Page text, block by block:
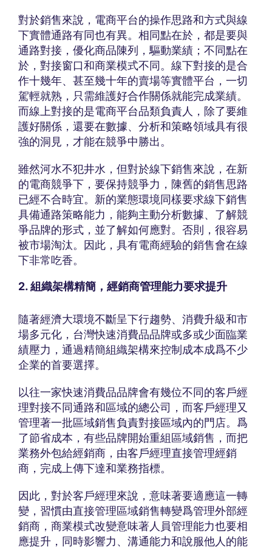
對於銷售來說，電商平台的操作思路和方式與線
下實體通路有同也有異。相同點在於，都是要與
通路對接，優化商品陳列，驅動業績；不同點在
於，對接窗口和商業模式不同。線下對接的是合
作十幾年、甚至幾十年的賣場等實體平台，一切
駕輕就熟，只需維護好合作關係就能完成業績。
而線上對接的是電商平台品類負責人，除了要維
護好關係，還要在數據、分析和策略領域具有很
強的洞見，才能在競爭中勝出。
雖然河水不犯井水，但對於線下銷售來說，在新
的電商競爭下，要保持競爭力，陳舊的銷售思路
已經不合時宜。新的業態環境同樣要求線下銷售
具備通路策略能力，能夠主動分析數據、了解競
爭品牌的形式，並了解如何應對。否則，很容易
被市場淘汰。因此，具有電商經驗的銷售會在線
下非常吃香。
2. 組織架構精簡，經銷商管理能力要求提升
隨著經濟大環境不斷呈下行趨勢、消費升級和市
場多元化，台灣快速消費品品牌或多或少面臨業
績壓力，通過精簡組織架構來控制成本成爲不少
企業的首要選擇。
以往一家快速消費品品牌會有幾位不同的客戶經
理對接不同通路和區域的總公司，而客戶經理又
管理著一批區域銷售負責對接區域內的門店。爲
了節省成本，有些品牌開始重組區域銷售，而把
業務外包給經銷商，由客戶經理直接管理經銷
商，完成上傳下達和業務指標。
因此，對於客戶經理來說，意味著要適應這一轉
變，習慣由直接管理區域銷售轉變爲管理外部經
銷商，商業模式改變意味著人員管理能力也要相
應提升，同時影響力、溝通能力和說服他人的能